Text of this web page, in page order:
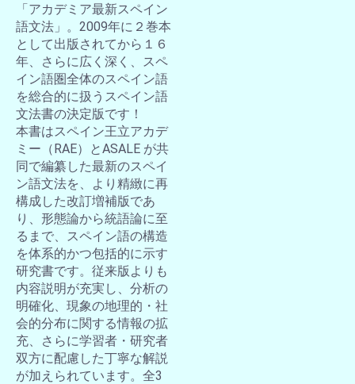
「アカデミア最新スペイン
語文法」。2009年に２巻本
として出版されてから１６
年、さらに広く深く、スペ
イン語圏全体のスペイン語
を総合的に扱うスペイン語
文法書の決定版です！
本書はスペイン王立アカデ
ミー（RAE）とASALE が共
同で編纂した最新のスペイ
ン語文法を、より精緻に再
構成した改訂増補版であ
り、形態論から統語論に至
るまで、スペイン語の構造
を体系的かつ包括的に示す
研究書です。従来版よりも
内容説明が充実し、分析の
明確化、現象の地理的・社
会的分布に関する情報の拡
充、さらに学習者・研究者
双方に配慮した丁寧な解説
が加えられています。全3